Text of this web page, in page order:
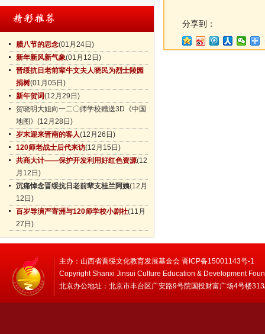
腊八节的思念(01月24日)
新年新风新气象(01月12日)
晋绥抗日老前辈牛文夫人晓民为烈士陵园
捐树(01月05日)
新年贺词(12月29日)
贺晓明大姐向一二〇师学校赠送3D《中国
地图》 (12月28日)
岁末迎来晋南的客人(12月26日)
120师老战士后代来访(12月15日)
共商大计——保护开发利用好红色资源(12
月12日)
沉痛悼念晋绥抗日老前辈支桂兰阿姨(12月
12日)
百岁导演严寄洲与120师学校小剧社(11月
27日)
分享到：
主办：山西省晋绥文化教育发展基金会 晋ICP备15001143号-1
Copyright Shanxi Jinsui Culture Education & Development
北京办公地址：北京市丰台区广安路9号院国投财富广场4号楼